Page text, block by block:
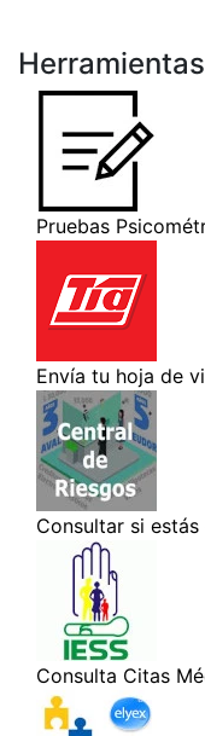
Herramientas